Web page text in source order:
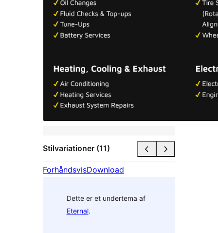
Stilvariationer (11)
ForhåndsvisDownload
Dette er et undertema af
Eternal.